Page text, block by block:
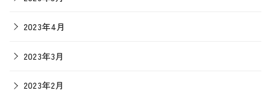
2023年4月
2023年3月
2023年2月